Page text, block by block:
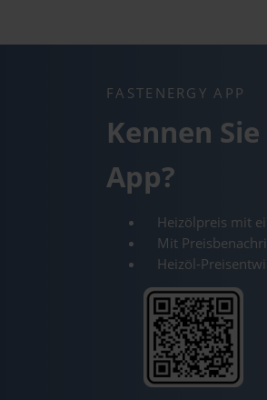
FASTENERGY APP
Kennen
App?
Heizölpreis mit
Mit
Heizöl-